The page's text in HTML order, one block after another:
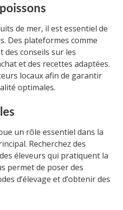
de mer, il est essentiel de
Des plateformes comme
des conseils sur les
et des recettes adaptées.
locaux afin de garantir
optimales.
un rôle essentiel dans la
Recherchez des
éleveurs qui pratiquent la
permet de poser des
d’élevage et d’obtenir des